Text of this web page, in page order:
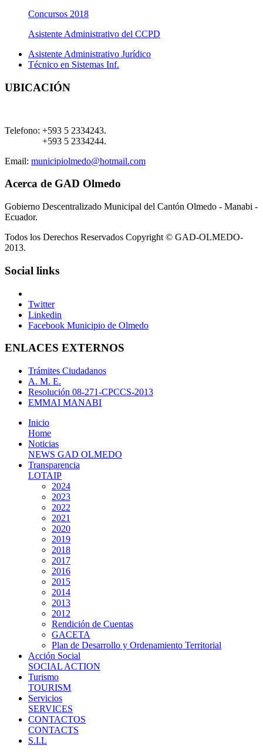
Concursos 2018
Asistente Administrativo del CCPD
Asistente Administrativo Jurídico
Técnico en Sistemas Inf.
UBICACIÓN
Telefono: +593 5 2334243.
+593 5 2334244.
Email: municipiolmedo@hotmail.com
Acerca de GAD Olmedo
Gobierno Descentralizado Municipal del Cantón Olmedo - Manabi -
Ecuador.
Todos los Derechos Reservados Copyright © GAD-OLMEDO-
2013.
Social links
Twitter
Linkedin
Facebook Municipio de Olmedo
ENLACES EXTERNOS
Trámites Ciudadanos
A. M. E.
Resolución 08-271-CPCCS-2013
EMMAI MANABI
Inicio
Home
Noticias
NEWS GAD OLMEDO
Transparencia
LOTAIP
2024
2023
2022
2021
2020
2019
2018
2017
2016
2015
2014
2013
2012
Rendición de Cuentas
GACETA
Plan de Desarrollo y Ordenamiento Territorial
Acción Social
SOCIAL ACTION
Turismo
TOURISM
Servicios
SERVICES
CONTACTOS
CONTACTS
S.I.L